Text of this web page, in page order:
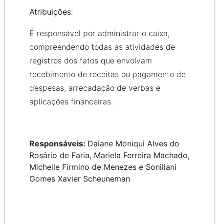
Atribuições:
É responsável por administrar o caixa,
compreendendo todas as atividades de
registros dos fatos que envolvam
recebimento de receitas ou pagamento de
despesas, arrecadação de verbas e
aplicações financeiras.
Responsáveis: Daiane Moniqui Alves do
Rosário de Faria, Mariela Ferreira Machado,
Michelle Firmino de Menezes e Soniliani
Gomes Xavier Scheuneman